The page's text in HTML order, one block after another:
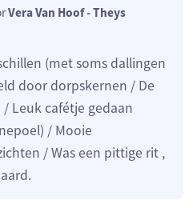
Vera Van Hoof - Theys
(met soms dallingen
door dorpskernen / De
Leuk cafétje gedaan
/ Mooie
/ Was een pittige rit ,